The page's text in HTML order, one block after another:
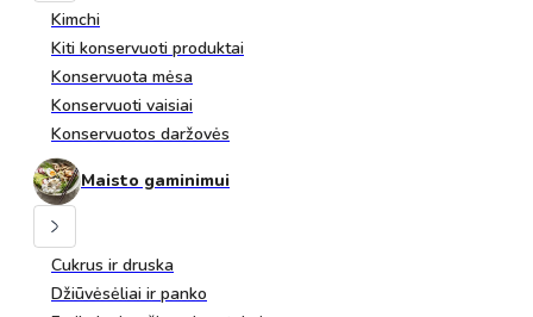
Kimchi
Kiti konservuoti produktai
Konservuota mėsa
Konservuoti vaisiai
Konservuotos daržovės
Maisto gaminimui
Cukrus ir druska
Džiūvėsėliai ir panko